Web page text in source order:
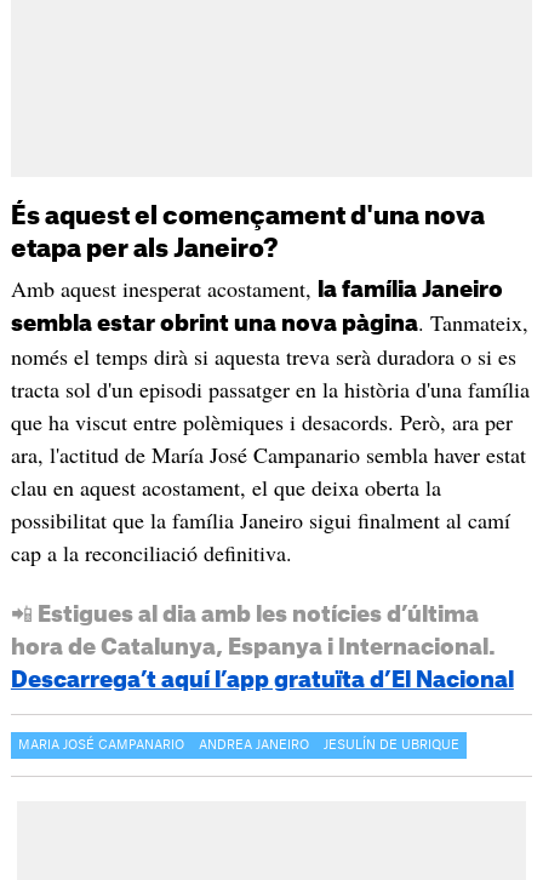
És aquest el començament d'una nova
etapa per als Janeiro?
Amb aquest inesperat acostament,
la família Janeiro
sembla estar obrint una nova pàgina. Tanmateix,
només el temps dirà si aquesta treva serà duradora o si es
tracta sol d'un episodi passatger en la història d'una família
que ha viscut entre polèmiques i desacords. Però, ara per
ara, l'actitud de María José Campanario sembla haver estat
clau en aquest acostament, el que deixa oberta la
possibilitat que la família Janeiro sigui finalment al camí
cap a la reconciliació definitiva.
📲 Estigues al dia amb les notícies d’última
hora de Catalunya, Espanya i Internacional.
Descarrega’t aquí l’app gratuïta d’El Nacional
MARIA JOSÉ CAMPANARIO ANDREA JANEIRO JESULÍN DE UBRIQUE